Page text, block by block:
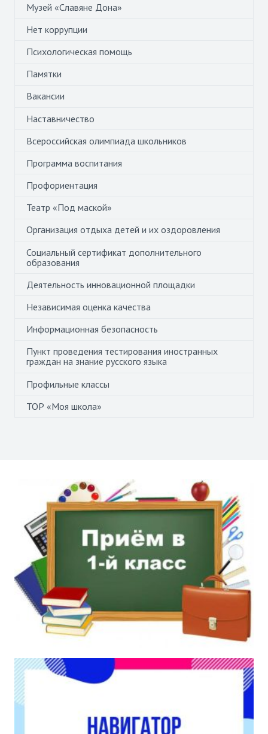
Музей «Славяне Дона»
Нет коррупции
Психологическая помощь
Памятки
Вакансии
Наставничество
Всероссийская олимпиада школьников
Программа воспитания
Профориентация
Театр «Под маской»
Организация отдыха детей и их оздоровления
Социальный сертификат дополнительного
образования
Деятельность инновационной площадки
Независимая оценка качества
Информационная безопасность
Пункт проведения тестирования иностранных
граждан на знание русского языка
Профильные классы
ТОР «Моя школа»